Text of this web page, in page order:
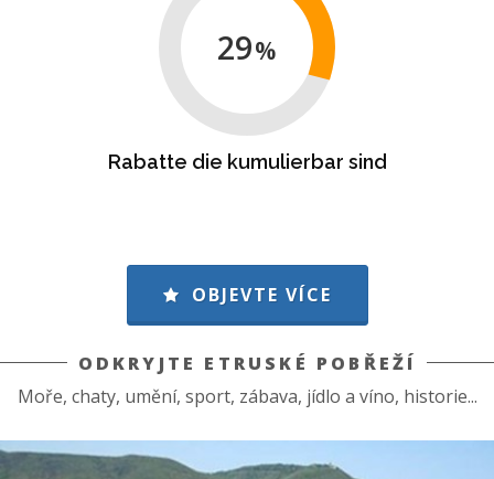
29
Rabatte die kumulierbar sind
OBJEVTE VÍCE
ODKRYJTE ETRUSKÉ POBŘEŽÍ
Moře, chaty, umění, sport, zábava, jídlo a víno, historie...